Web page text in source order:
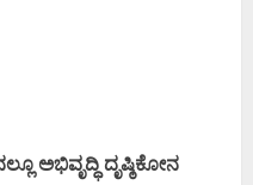
ಅಭಿವೃದ್ಧಿ ದೃಷ್ಠಿಕೋನ